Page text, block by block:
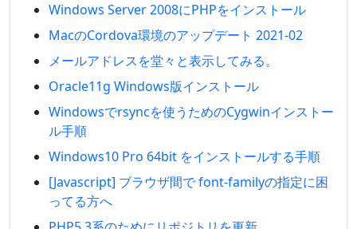
Windows Server 2008にPHPをインストール
MacのCordova環境のアップデート 2021-02
メールアドレスを堂々と表示してみる。
Oracle11g Windows版インストール
Windowsでrsyncを使うためのCygwinインストー
ル手順
Windows10 Pro 64bit をインストールする手順
[Javascript] ブラウザ間で font-familyの指定に困
ってる方へ